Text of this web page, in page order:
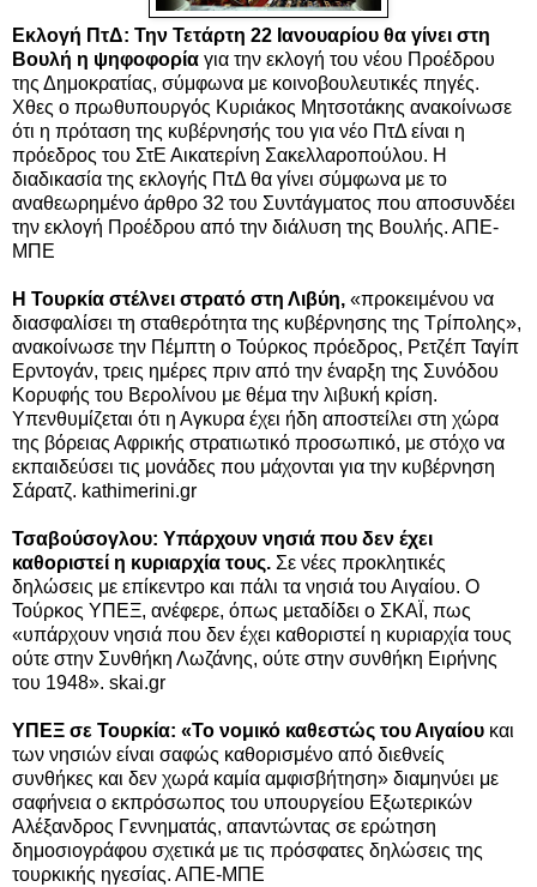
Εκλογή ΠτΔ: Την Τετάρτη 22 Ιανουαρίου θα γίνει στη
Βουλή η ψηφοφορία για την εκλογή του νέου Προέδρου
της Δημοκρατίας, σύμφωνα με κοινοβουλευτικές πηγές.
Χθες ο πρωθυπουργός Κυριάκος Μητσοτάκης ανακοίνωσε
ότι η πρόταση της κυβέρνησής του για νέο ΠτΔ είναι η
πρόεδρος του ΣτΕ Αικατερίνη Σακελλαροπούλου. Η
διαδικασία της εκλογής ΠτΔ θα γίνει σύμφωνα με το
αναθεωρημένο άρθρο 32 του Συντάγματος που αποσυνδέει
την εκλογή Προέδρου από την διάλυση της Βουλής. ΑΠΕ-
ΜΠΕ
Η Τουρκία στέλνει στρατό στη Λιβύη, «προκειμένου να
διασφαλίσει τη σταθερότητα της κυβέρνησης της Τρίπολης»,
ανακοίνωσε την Πέμπτη ο Τούρκος πρόεδρος, Ρετζέπ Ταγίπ
Ερντογάν, τρεις ημέρες πριν από την έναρξη της Συνόδου
Κορυφής του Βερολίνου με θέμα την λιβυκή κρίση.
Υπενθυμίζεται ότι η Αγκυρα έχει ήδη αποστείλει στη χώρα
της βόρειας Αφρικής στρατιωτικό προσωπικό, με στόχο να
εκπαιδεύσει τις μονάδες που μάχονται για την κυβέρνηση
Σάρατζ. kathimerini.gr
Τσαβούσογλου: Υπάρχουν νησιά που δεν έχει
καθοριστεί η κυριαρχία τους. Σε νέες προκλητικές
δηλώσεις με επίκεντρο και πάλι τα νησιά του Αιγαίου. Ο
Τούρκος ΥΠΕΞ, ανέφερε, όπως μεταδίδει ο ΣΚΑΪ, πως
«υπάρχουν νησιά που δεν έχει καθοριστεί η κυριαρχία τους
ούτε στην Συνθήκη Λωζάνης, ούτε στην συνθήκη Ειρήνης
του 1948». skai.gr
ΥΠΕΞ σε Τουρκία: «Το νομικό καθεστώς του Αιγαίου και
των νησιών είναι σαφώς καθορισμένο από διεθνείς
συνθήκες και δεν χωρά καμία αμφισβήτηση» διαμηνύει με
σαφήνεια ο εκπρόσωπος του υπουργείου Εξωτερικών
Αλέξανδρος Γεννηματάς, απαντώντας σε ερώτηση
δημοσιογράφου σχετικά με τις πρόσφατες δηλώσεις της
τουρκικής ηγεσίας. ΑΠΕ-ΜΠΕ